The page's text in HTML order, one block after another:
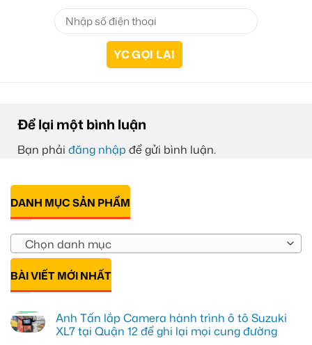
Để lại một bình luận
Bạn phải đăng nhập để gửi bình luận.
DANH MỤC SẢN PHẨM
Chọn danh mục
BÀI VIẾT MỚI NHẤT
Anh Tấn lắp Camera hành trình ô tô Suzuki
XL7 tại Quận 12 để ghi lại mọi cung đường